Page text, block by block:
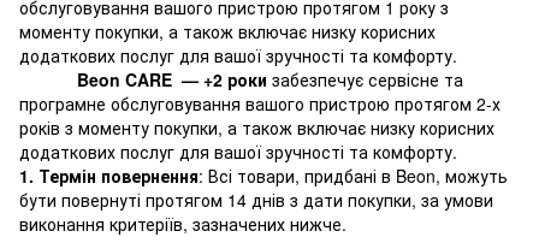
обслуговування вашого пристрою протягом 1 року з
моменту покупки, а також включає низку корисних
додаткових послуг для вашої зручності та комфорту.
Beon CARE — +2 роки забезпечує сервісне та
програмне обслуговування вашого пристрою протягом 2-х
років з моменту покупки, а також включає низку корисних
додаткових послуг для вашої зручності та комфорту.
1. Термін повернення: Всі товари, придбані в Beon, можуть
бути повернуті протягом 14 днів з дати покупки, за умови
виконання критеріїв, зазначених нижче.